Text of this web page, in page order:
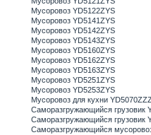
Мусоровоз YD5122ZYS
Мусоровоз YD5141ZYS
Мусоровоз YD5142ZYS
Мусоровоз YD5143ZYS
Мусоровоз YD5160ZYS
Мусоровоз YD5162ZYS
Мусоровоз YD5163ZYS
Мусоровоз YD5251ZYS
Мусоровоз YD5253ZYS
Мусоровоз для кухни YD5070ZZZ
Саморазгружающийся грузовик
Саморазгружающийся грузовик
Саморазгружающийся